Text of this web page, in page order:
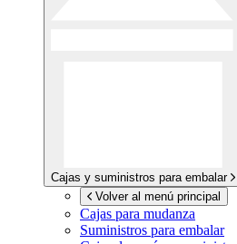
Cajas y suministros para embalar
Volver al menú principal
Cajas para mudanza
Suministros para embalar